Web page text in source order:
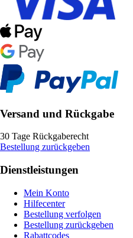
Versand und Rückgabe
30 Tage Rückgaberecht
Bestellung zurückgeben
Dienstleistungen
Mein Konto
Hilfecenter
Bestellung verfolgen
Bestellung zurückgeben
Rabattcodes